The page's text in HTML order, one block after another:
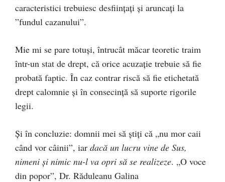
caracteristici trebuiesc desființați și aruncați la
”fundul cazanului”.
Mie mi se pare totuși, întrucât măcar teoretic traim
într-un stat de drept, că orice acuzație trebuie să fie
probată faptic. În caz contrar riscă să fie etichetată
drept calomnie și în consecință să suporte rigorile
legii.
Și în concluzie: domnii mei să știți că „nu mor caii
când vor câinii”, iar dacă un lucru vine de Sus,
nimeni și nimic nu-l va opri să se realizeze. „O voce
din popor”, Dr. Răduleanu Galina